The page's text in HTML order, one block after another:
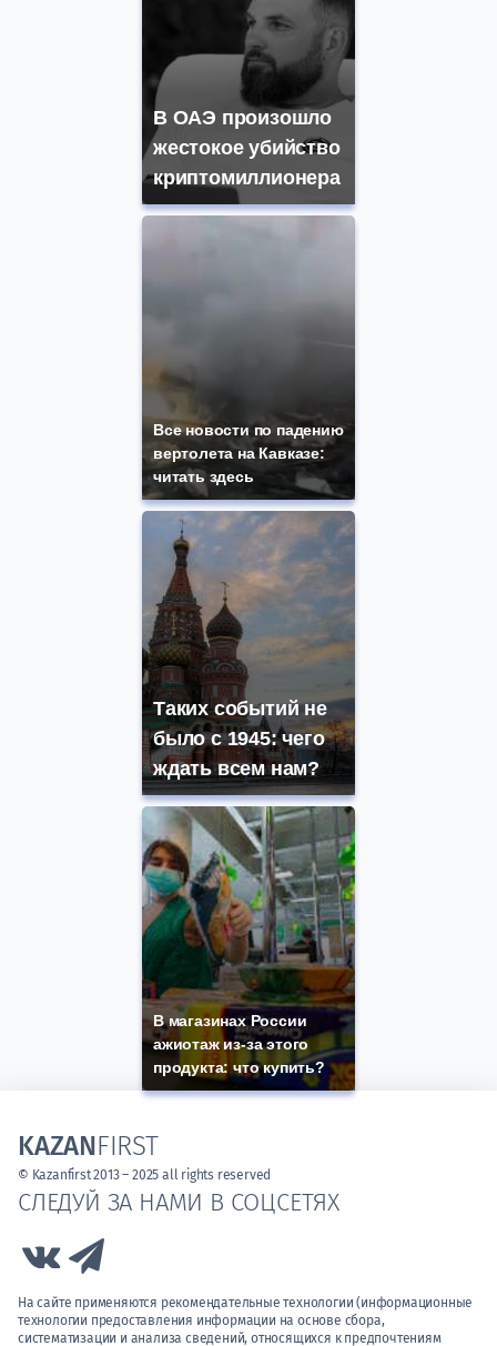
В ОАЭ произошло
жестокое убийство
криптомиллионера
Все новости по падению
вертолета на Кавказе:
читать здесь
Таких событий не
было с 1945: чего
ждать всем нам?
В магазинах России
ажиотаж из-за этого
продукта: что купить?
СЛЕДУЙ ЗА НАМИ В СОЦСЕТЯХ
Link to Vk
На сайте применяются рекомендательные технологии (информационные
технологии предоставления информации на основе сбора,
систематизации и анализа сведений, относящихся к предпочтениям
KAZANFIRST
© Kazanfirst 2013 – 2025 all rights reserved